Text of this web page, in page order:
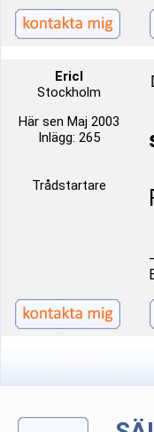
Ericl
Stockholm
Här sen Maj 2003
Inlägg: 265
Trådstartare